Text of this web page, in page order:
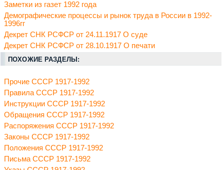
Заметки из газет 1992 года
Демографические процессы и рынок труда в России в 1992-
1996гг
Декрет СНК РСФСР от 24.11.1917 О суде
Декрет СНК РСФСР от 28.10.1917 О печати
ПОХОЖИЕ РАЗДЕЛЫ:
Прочие СССР 1917-1992
Правила СССР 1917-1992
Инструкции СССР 1917-1992
Обращения СССР 1917-1992
Распоряжения СССР 1917-1992
Законы СССР 1917-1992
Положения СССР 1917-1992
Письма СССР 1917-1992